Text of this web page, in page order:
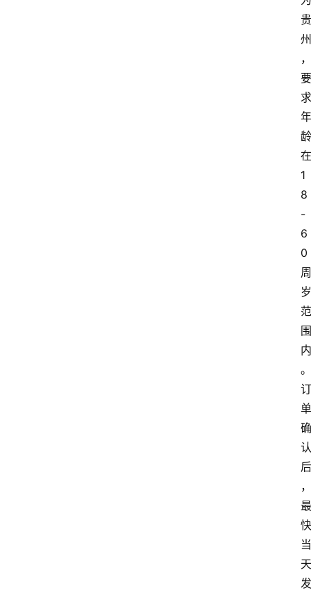
贵
州
，
要
求
年
龄
在
1
8
-
6
0
周
岁
范
围
内
。
订
单
确
认
后
，
最
快
当
天
发